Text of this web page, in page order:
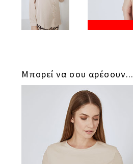
Μπορεί να σου αρέσουν...